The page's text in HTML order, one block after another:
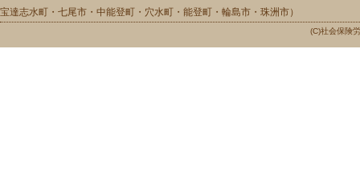
宝達志水町・七尾市・中能登町・穴水町・能登町・輪島市・珠洲市）
(C)社会保険